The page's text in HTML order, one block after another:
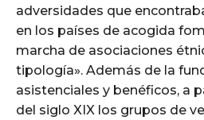
adversidades que
en los países de acogida
marcha de asociaciones
tipología». Además de la
asistenciales y benéficos, a
del siglo XIX los grupos de